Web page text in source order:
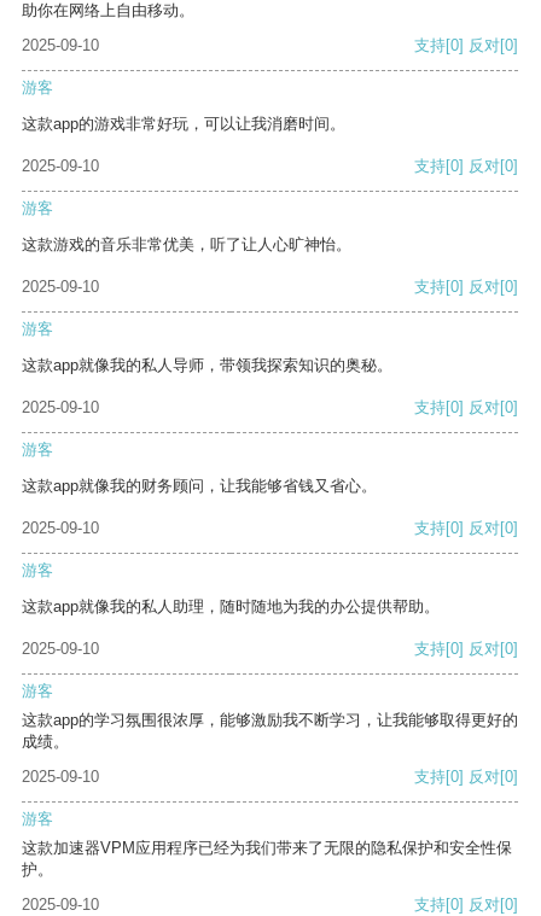
助你在网络上自由移动。
2025-09-10
支持[0] 反对[0]
游客
这款app的游戏非常好玩，可以让我消磨时间。
2025-09-10 支持[0] 反对[0]
游客
这款游戏的音乐非常优美，听了让人心旷神怡。
2025-09-10 支持[0] 反对[0]
游客
这款app就像我的私人导师，带领我探索知识的奥秘。
2025-09-10 支持[0] 反对[0]
游客
这款app就像我的财务顾问，让我能够省钱又省心。
2025-09-10 支持[0] 反对[0]
游客
这款app就像我的私人助理，随时随地为我的办公提供帮助。
2025-09-10 支持[0] 反对[0]
游客
这款app的学习氛围很浓厚，能够激励我不断学习，让我能够取得更好的
成绩。
2025-09-10
支持[0] 反对[0]
游客
这款加速器VPM应用程序已经为我们带来了无限的隐私保护和安全性保
护。
2025-09-10
支持[0] 反对[0]